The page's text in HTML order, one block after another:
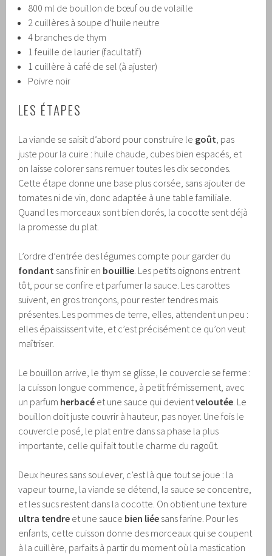
800 ml de bouillon de bœuf ou de volaille
2 cuillères à soupe d’huile neutre
4 branches de thym
1 feuille de laurier (facultatif)
1 cuillère à café de sel (à ajuster)
Poivre noir
LES ÉTAPES
La viande se saisit d’abord pour construire le goût , pas
juste pour la cuire : huile chaude, cubes bien espacés, et
on laisse colorer sans remuer toutes les dix secondes.
Cette étape donne une base plus corsée, sans ajouter de
tomates ni de vin, donc adaptée à une table familiale.
Quand les morceaux sont bien dorés, la cocotte sent déjà
la promesse du plat.
L’ordre d’entrée des légumes compte pour garder du
fondant sans finir en bouillie . Les petits oignons entrent
tôt, pour se confire et parfumer la sauce. Les carottes
suivent, en gros tronçons, pour rester tendres mais
présentes. Les pommes de terre, elles, attendent un peu :
elles épaississent vite, et c’est précisément ce qu’on veut
maîtriser.
Le bouillon arrive, le thym se glisse, le couvercle se ferme :
la cuisson longue commence, à petit frémissement, avec
un parfum herbacé et une sauce qui devientveloutée . Le
bouillon doit juste couvrir à hauteur, pas noyer. Une fois le
couvercle posé, le plat entre dans sa phase la plus
importante, celle qui fait tout le charme du ragoût.
Deux heures sans soulever, c’est là que tout se joue : la
vapeur tourne, la viande se détend, la sauce se concentre,
et les sucs restent dans la cocotte. On obtient une texture
ultra tendre et une sauce bien liée sans farine. Pour les
enfants, cette cuisson donne des morceaux qui se coupent
à la cuillère, parfaits à partir du moment où la mastication